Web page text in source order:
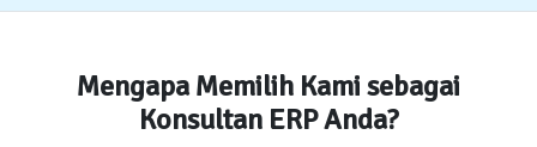
Mengapa Memilih Kami sebagai
Konsultan ERP Anda?